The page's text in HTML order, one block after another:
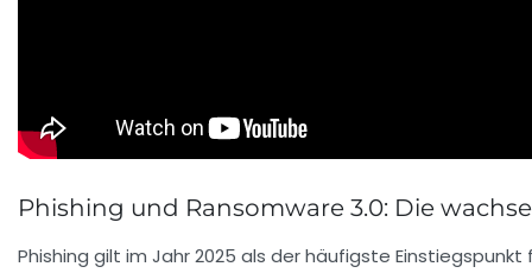
Phishing und Ransomware 3.0: Die
Phishing gilt im Jahr 2025 als der häufigste